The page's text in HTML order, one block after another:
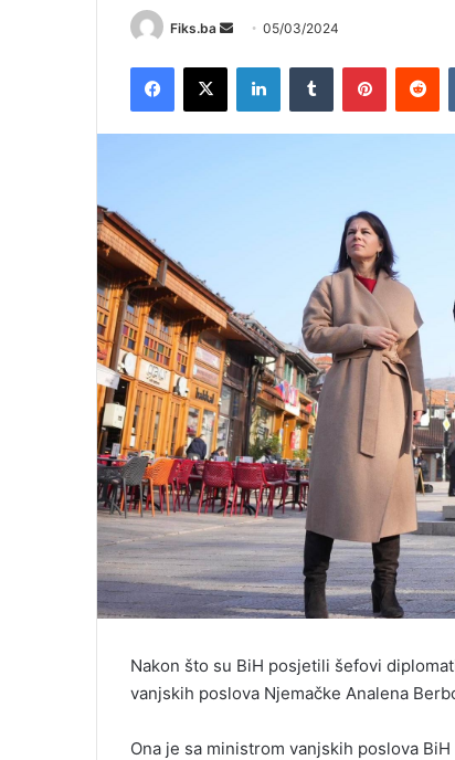
Fiks.ba
Send
email
05/03/2024
Facebook
X LinkedInTumblr Pinterest
Nakon što su BiH posjetili šefovi
vanjskih poslova Njemačke Analena
Ona je sa ministrom vanjskih poslova